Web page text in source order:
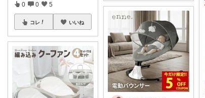
0 0 5
コレ いいね